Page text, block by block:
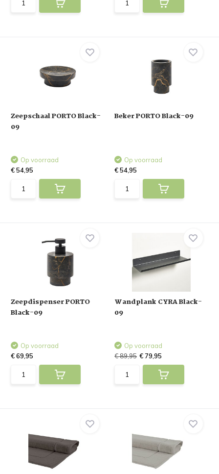
Zeepschaal PORTO Black-
09
Op voorraad
€ 54,95
Beker PORTO Black-09
Op voorraad
€ 54,95
Zeepdispenser PORTO
Black-09
Op voorraad
€ 69,95
Wandplank CYRA Black-
09
Op voorraad
€ 89,95 € 79,95